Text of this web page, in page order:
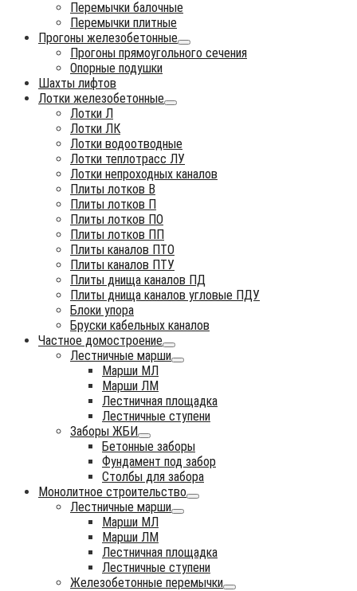
Перемычки балочные
Перемычки плитные
Прогоны железобетонные
Прогоны прямоугольного сечения
Опорные подушки
Шахты лифтов
Лотки железобетонные
Лотки Л
Лотки ЛК
Лотки водоотводные
Лотки теплотрасс ЛУ
Лотки непроходных каналов
Плиты лотков В
Плиты лотков П
Плиты лотков ПО
Плиты лотков ПП
Плиты каналов ПТО
Плиты каналов ПТУ
Плиты днища каналов ПД
Плиты днища каналов угловые ПДУ
Блоки упора
Бруски кабельных каналов
Частное домостроение
Лестничные марши
Марши МЛ
Марши ЛМ
Лестничная площадка
Лестничные ступени
Заборы ЖБИ
Бетонные заборы
Фундамент под забор
Столбы для забора
Монолитное строительство
Лестничные марши
Марши МЛ
Марши ЛМ
Лестничная площадка
Лестничные ступени
Железобетонные перемычки